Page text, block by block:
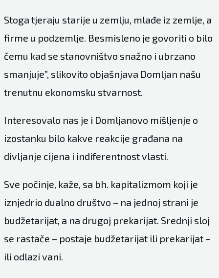
Stoga tjeraju starije u zemlju, mlađe iz zemlje, a
firme u podzemlje. Besmisleno je govoriti o bilo
čemu kad se stanovništvo snažno i ubrzano
smanjuje”, slikovito objašnjava Domljan našu
trenutnu ekonomsku stvarnost.
Interesovalo nas je i Domljanovo mišljenje o
izostanku bilo kakve reakcije građana na
divljanje cijena i indiferentnost vlasti.
Sve počinje, kaže, sa bh. kapitalizmom koji je
iznjedrio dualno društvo – na jednoj strani je
budžetarijat, a na drugoj prekarijat. Srednji sloj
se rastače – postaje budžetarijat ili prekarijat –
ili odlazi vani.